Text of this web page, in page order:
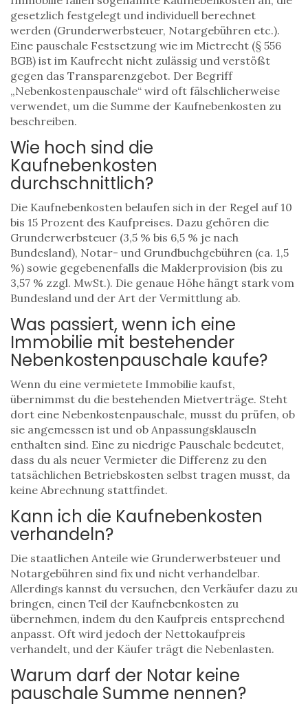
gesetzlich festgelegt und individuell berechnet
werden (Grunderwerbsteuer, Notargebühren etc.).
Eine pauschale Festsetzung wie im Mietrecht (§ 556
BGB) ist im Kaufrecht nicht zulässig und verstößt
gegen das Transparenzgebot. Der Begriff
„Nebenkostenpauschale“ wird oft fälschlicherweise
verwendet, um die Summe der Kaufnebenkosten zu
beschreiben.
Wie hoch sind die
Kaufnebenkosten
durchschnittlich?
Die Kaufnebenkosten belaufen sich in der Regel auf 10
bis 15 Prozent des Kaufpreises. Dazu gehören die
Grunderwerbsteuer (3,5 % bis 6,5 % je nach
Bundesland), Notar- und Grundbuchgebühren (ca. 1,5
%) sowie gegebenenfalls die Maklerprovision (bis zu
3,57 % zzgl. MwSt.). Die genaue Höhe hängt stark vom
Bundesland und der Art der Vermittlung ab.
Was passiert, wenn ich eine
Immobilie mit bestehender
Nebenkostenpauschale kaufe?
Wenn du eine vermietete Immobilie kaufst,
übernimmst du die bestehenden Mietverträge. Steht
dort eine Nebenkostenpauschale, musst du prüfen, ob
sie angemessen ist und ob Anpassungsklauseln
enthalten sind. Eine zu niedrige Pauschale bedeutet,
dass du als neuer Vermieter die Differenz zu den
tatsächlichen Betriebskosten selbst tragen musst, da
keine Abrechnung stattfindet.
Kann ich die Kaufnebenkosten
verhandeln?
Die staatlichen Anteile wie Grunderwerbsteuer und
Notargebühren sind fix und nicht verhandelbar.
Allerdings kannst du versuchen, den Verkäufer dazu zu
bringen, einen Teil der Kaufnebenkosten zu
übernehmen, indem du den Kaufpreis entsprechend
anpasst. Oft wird jedoch der Nettokaufpreis
verhandelt, und der Käufer trägt die Nebenlasten.
Warum darf der Notar keine
pauschale Summe nennen?